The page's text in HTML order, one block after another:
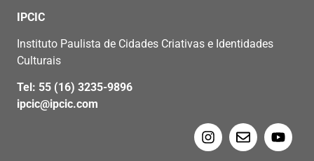
IPCIC
Instituto Paulista de Cidades Criativas e Identidades
Culturais
Tel: 55 (16) 3235-9896
ipcic@ipcic.com